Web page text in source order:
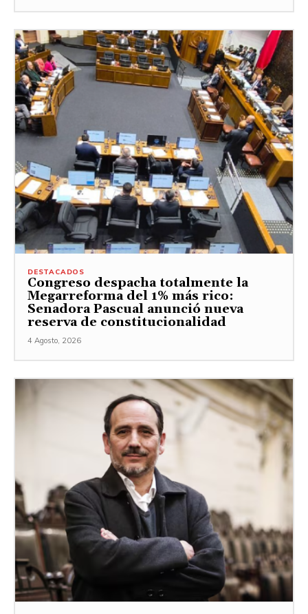
DESTACADOS
Congreso despacha totalmente la
Megarreforma del 1% más rico:
Senadora Pascual anunció nueva
reserva de constitucionalidad
4 Agosto, 2026